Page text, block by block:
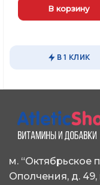
В корзину
В 1 КЛИК
м. “Октябрьское
Ополчения, д. 49,